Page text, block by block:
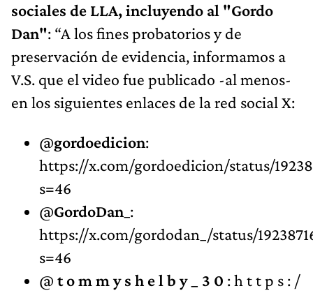
sociales de LLA, incluyendo al "Gordo
Dan": “A los fines probatorios y de
preservación de evidencia, informamos a
V.S. que el video fue publicado -al menos-
en los siguientes enlaces de la red social X:
@gordoedicion:
https://x.com/gordoedicion/status/
s=46
@GordoDan _:
https://x.com/gordodan_/status/
s=46
@ t o m m y s h e l b y _ 3 0 : h t t p s : /